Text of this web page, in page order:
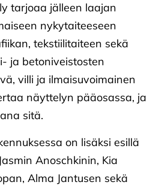
tarjoaa jälleen laajan
nykytaiteeseen
tekstiilitaiteen sekä
ja betoniveistosten
villi ja ilmaisuvoimainen
näyttelyn pääosassa, ja
sitä.
on lisäksi esillä
Anoschkinin, Kia
Alma Jantusen sekä